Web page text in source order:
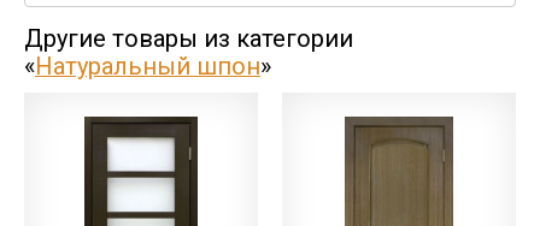
Другие товары из категории
«Натуральный шпон»